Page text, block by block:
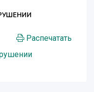
Распечатать